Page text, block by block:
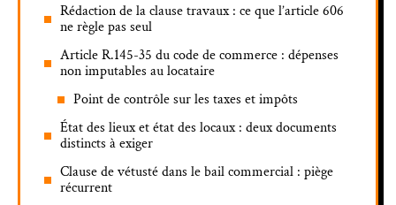
Rédaction de la clause travaux : ce que l’article 606
ne règle pas seul
Article R.145-35 du code de commerce : dépenses
non imputables au locataire
Point de contrôle sur les taxes et impôts
État des lieux et état des locaux : deux documents
distincts à exiger
Clause de vétusté dans le bail commercial : piège
récurrent